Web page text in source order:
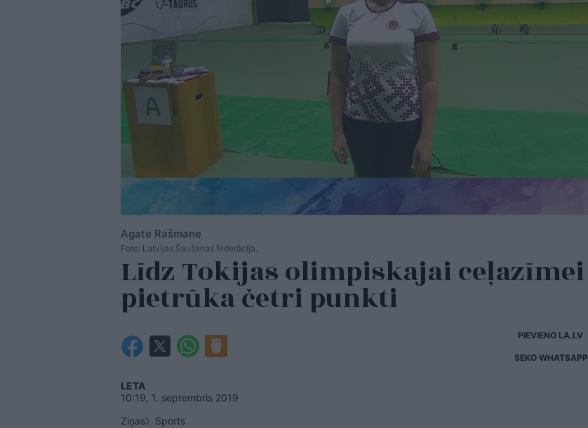
Agate Rašmane
Foto: Latvijas Šaušanas federācija.
Līdz Tokijas olimpiskajai ceļazīmei
pietrūka četri punkti
PIEVIENO LA.LV
SEKO WHATSAPP
LETA
10:19, 1. septembris 2019
Ziņas
Sports